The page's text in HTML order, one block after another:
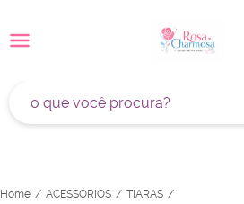
Home ACESSÓRIOS
TIARAS